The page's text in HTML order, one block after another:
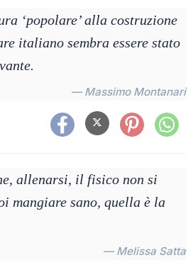
‘popolare’ alla costruzione
italiano sembra essere stato
— Massimo Montanari
allenarsi, il fisico non si
mangiare sano, quella è la
— Melissa Satta